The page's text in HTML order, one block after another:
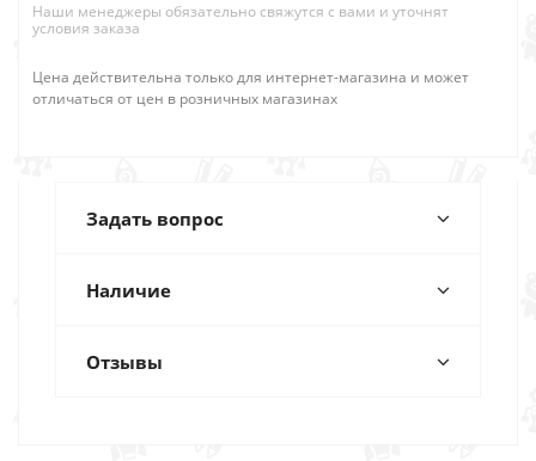
Наши менеджеры обязательно свяжутся с вами и уточнят
условия заказа
Цена действительна только для интернет-магазина и может
отличаться от цен в розничных магазинах
Задать вопрос
Наличие
Отзывы